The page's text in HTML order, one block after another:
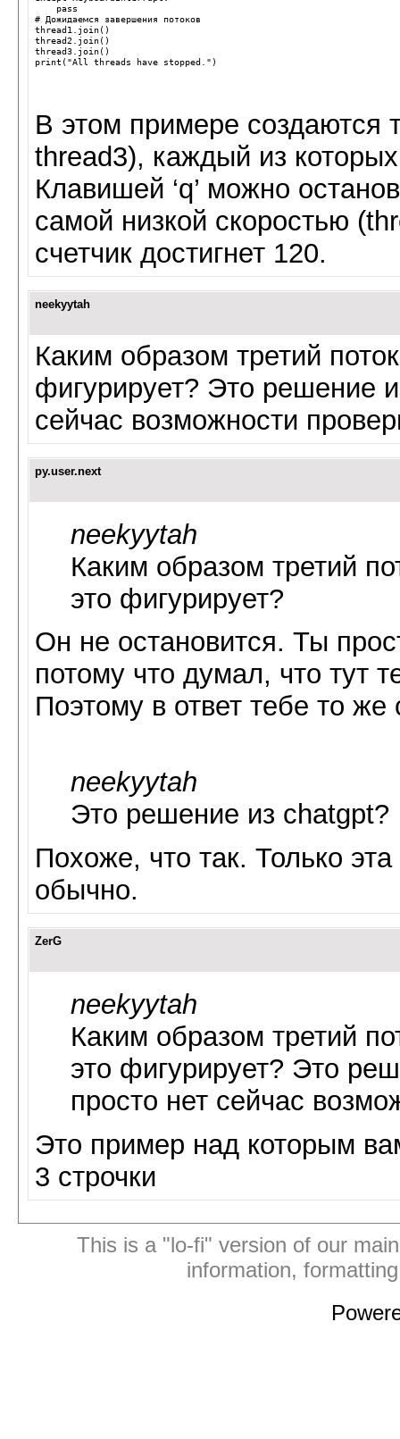
pass
# Дожидаемся завершения потоков
thread1
join()
thread2
join()
thread3 join()
print ("All threads have stopped." )
В этом примере создаются
thread3), каждый из
Клавишей ‘q’ можно
самой низкой скоростью
счетчик достигнет 120.
neekyytah
Каким образом третий
фигурирует? Это решение
сейчас возможности
py.user.next
neekyytah
Каким образом третий
это фигурирует?
Он не остановится. Ты
потому что думал, что тут
Поэтому в ответ тебе то
neekyytah
Это решение из chatgpt?
Похоже, что так. Только
обычно.
ZerG
neekyytah
Каким образом третий
это фигурирует? Это
просто нет сейчас
Это пример над которым
3 строчки
This is a "lo-fi" version of our
information,